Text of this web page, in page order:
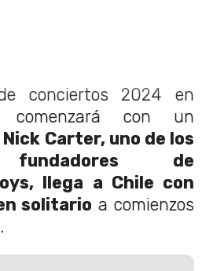
conciertos 2024 en
comenzará con un
Nick Carter, uno de los
fundadores de
llega a Chile con
solitario a comienzos